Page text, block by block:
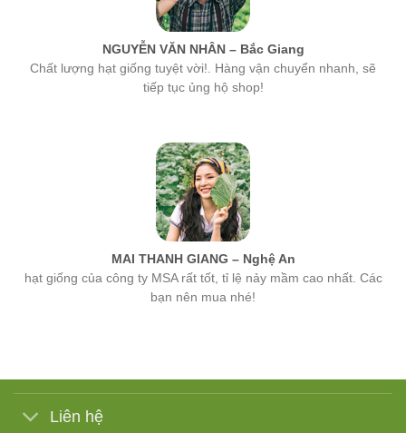
NGUYỄN VĂN NHÂN – Bắc Giang
Chất lượng hạt giống tuyệt vời!. Hàng vận chuyển nhanh, sẽ
tiếp tục ủng hộ shop!
MAI THANH GIANG – Nghệ An
hạt giống của công ty MSA rất tốt, tỉ lệ nảy mầm cao nhất. Các
bạn nên mua nhé!
Liên hệ